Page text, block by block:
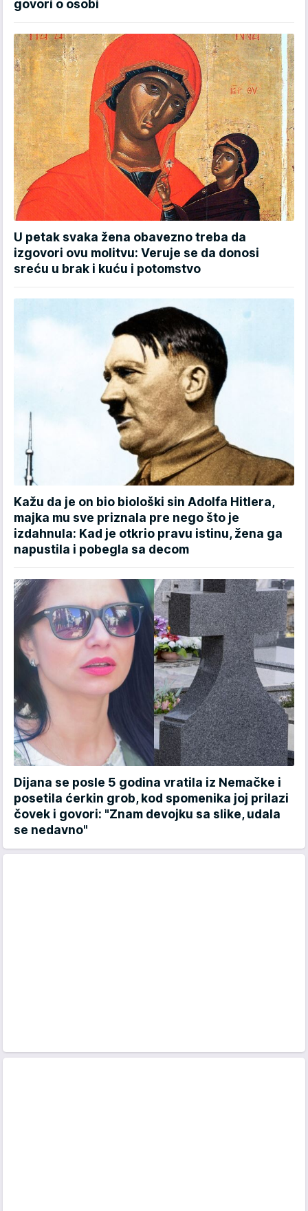
govori o osobi
U petak svaka žena obavezno treba da
izgovori ovu molitvu: Veruje se da donosi
sreću u brak i kuću i potomstvo
Kažu da je on bio biološki sin Adolfa Hitlera,
majka mu sve priznala pre nego što je
izdahnula: Kad je otkrio pravu istinu, žena ga
napustila i pobegla sa decom
Dijana se posle 5 godina vratila iz Nemačke i
posetila ćerkin grob, kod spomenika joj prilazi
čovek i govori: "Znam devojku sa slike, udala
se nedavno"